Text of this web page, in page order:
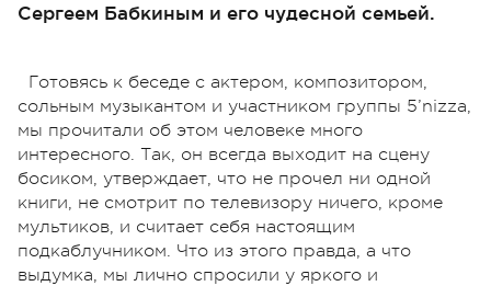
Сергеем Бабкиным и его чудесной семьей.
Готовясь к беседе с актером, композитором,
сольным музыкантом и участником группы 5’nizza,
мы прочитали об этом человеке много
интересного. Так, он всегда выходит на сцену
босиком, утверждает, что не прочел ни одной
книги, не смотрит по телевизору ничего, кроме
мультиков, и считает себя настоящим
подкаблучником. Что из этого правда, а что
выдумка, мы лично спросили у яркого и